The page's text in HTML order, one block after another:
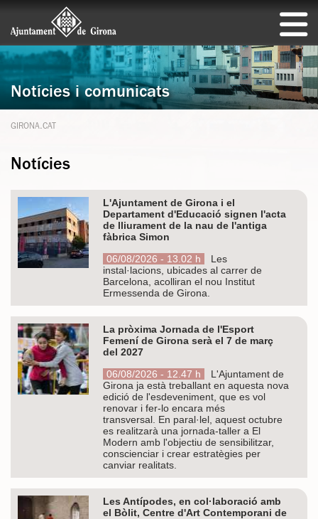
Notícies i comunicats
GIRONA.CAT
Notícies
L'Ajuntament de Girona i el
Departament d'Educació signen l'acta
de lliurament de la nau de l'antiga
fàbrica Simon
06/08/2026 - 13.02 h
Les
instal·lacions, ubicades al carrer de
Barcelona, acolliran el nou Institut
Ermessenda de Girona.
La pròxima Jornada de l'Esport
Femení de Girona serà el 7 de març
del 2027
06/08/2026 - 12.47 h
L'Ajuntament de
Girona ja està treballant en aquesta nova
edició de l'esdeveniment, que es vol
renovar i fer-lo encara més
transversal. En paral·lel, aquest octubre
es realitzarà una jornada-taller a El
Modern amb l'objectiu de sensibilitzar,
conscienciar i crear estratègies per
canviar realitats.
Les Antípodes, en col·laboració amb
el Bòlit, Centre d'Art Contemporani de